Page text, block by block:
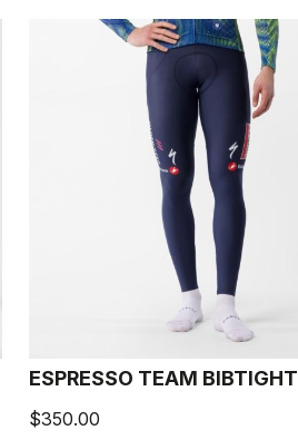
ESPRESSO TEAM BIBTIGHT
$350.00